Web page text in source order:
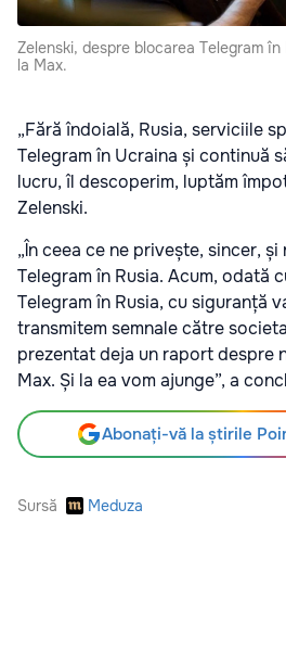
Zelenski, despre blocarea Telegram în
la Max.
„Fără îndoială, Rusia, serviciile
Telegram în Ucraina și continuă
lucru, îl descoperim, luptăm
Zelenski.
„În ceea ce ne privește, sincer,
Telegram în Rusia. Acum, odată
Telegram în Rusia, cu siguranță
transmitem semnale către
prezentat deja un raport despre
Max. Și la ea vom ajunge”, a
Abonați-vă la știrile
Sursă Meduza